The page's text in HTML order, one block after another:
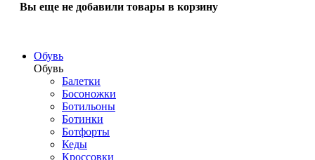
Вы еще не добавили товары в корзину
Обувь
Обувь
Балетки
Босоножки
Ботильоны
Ботинки
Ботфорты
Кеды
Кроссовки